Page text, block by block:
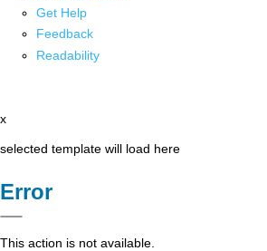
Get Help
Feedback
Readability
x
selected template will load here
Error
This action is not available.